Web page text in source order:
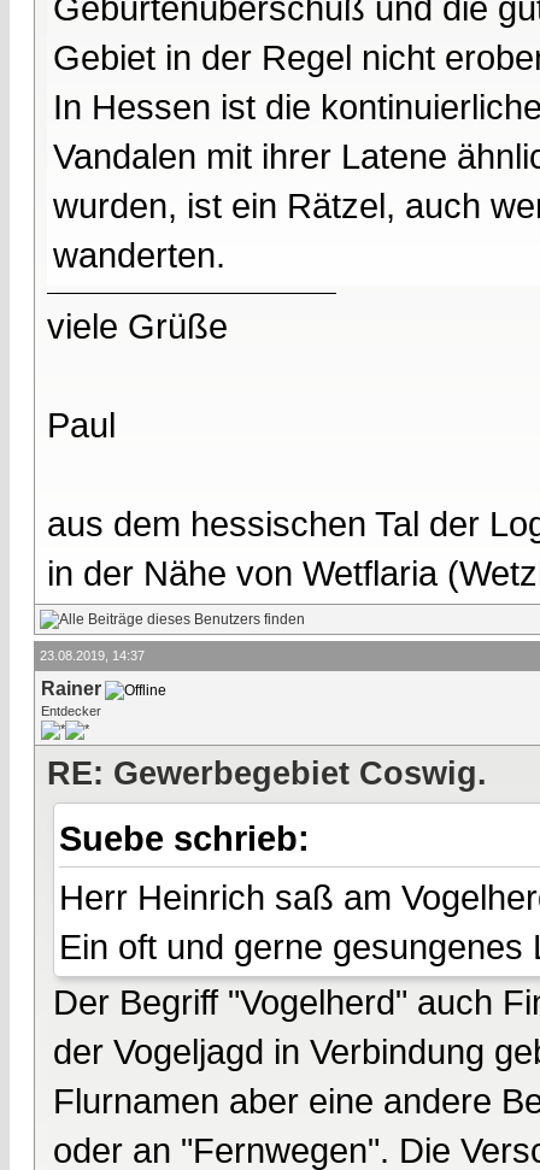
Gebiet in der Regel nicht
In Hessen ist die
Vandalen mit ihrer Latene
wurden, ist ein Rätzel, auch
wanderten.
viele Grüße
Paul
aus dem hessischen Tal der
in der Nähe von Wetflaria
23.08.2019, 14:37
Rainer
Entdecker
RE: Gewerbegebiet Coswig.
Suebe schrieb:
Herr Heinrich saß am
Ein oft und gerne gesungenes
Der Begriff "Vogelherd" auch
der Vogeljagd in Verbindung
Flurnamen aber eine andere
oder an "Fernwegen". Die